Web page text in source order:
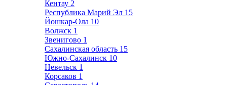
Кентау 2
Республика Марий Эл 15
Йошкар-Ола 10
Волжск 1
Звенигово 1
Сахалинская область 15
Южно-Сахалинск 10
Невельск 1
Корсаков 1